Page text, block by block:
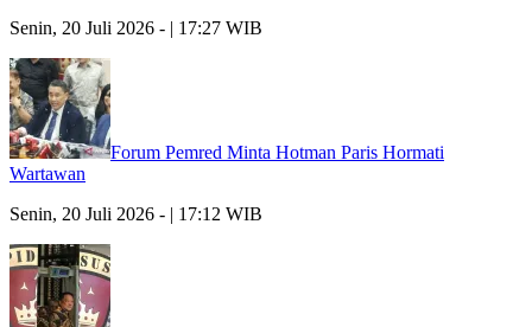
Senin, 20 Juli 2026 - | 17:27 WIB
Forum Pemred Minta Hotman Paris Hormati
Wartawan
Senin, 20 Juli 2026 - | 17:12 WIB